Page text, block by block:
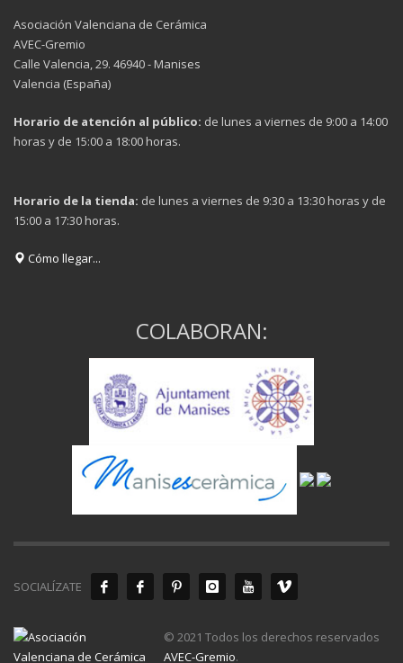
Asociación Valenciana de Cerámica
AVEC-Gremio
Calle Valencia, 29. 46940 - Manises
Valencia (España)
Horario de atención al público: de lunes a viernes de 9:00 a 14:00
horas y de 15:00 a 18:00 horas.
Horario de la tienda: de lunes a viernes de 9:30 a 13:30 horas y de
15:00 a 17:30 horas.
Cómo llegar...
COLABORAN:
SOCIALÍZATE
© 2021 Todos los derechos reservados
AVEC-Gremio.